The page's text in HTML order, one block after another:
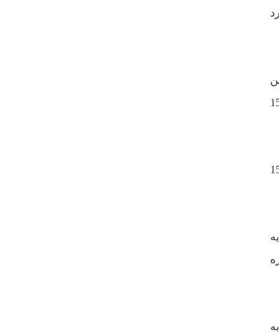
ميليارد
8 تا 10 درصد اين
در سال خواهد بود که به مراتب از کل توليد کنونى ايران بالاتر است و بيش از 12 تا 15
مترمکعب و ميزان واردات گاز به 15/6
به